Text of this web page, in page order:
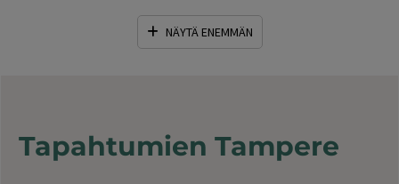
NÄYTÄ ENEMMÄN
Tapahtumien Tampere